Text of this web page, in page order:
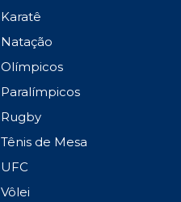
Karatê
Natação
Olímpicos
Paralímpicos
Rugby
Tênis de Mesa
UFC
Vôlei